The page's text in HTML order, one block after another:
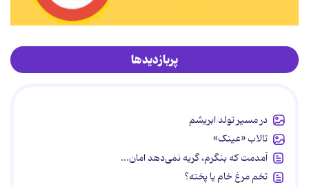
پربازدیدها
در مسیر تولد ابریشم
تالاب «عینک»
آمدمت که بنگرم، گریه نمی‌دهد امان...
تخم مرغ خام یا پخته؟